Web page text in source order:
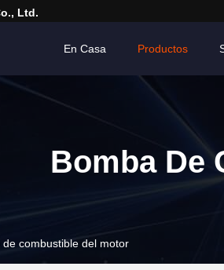
Ltd.
En Casa Productos
Bomba De
de combustible del motor